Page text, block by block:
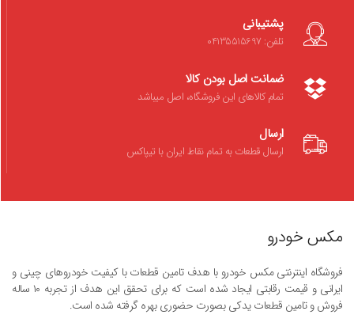
پشتیبانی
تلفن: 04135515697
ضمانت اصل بودن کالا
تمام کالاهای این فروشگاه، اصل میباشد
ارسال
ارسال قطعات به تمام نقاط ایران با تیپاکس
مکس خودرو
فروشگاه اینترنتی مکس خودرو با هدف تامین قطعات با کیفیت خودروهای چینی و
ایرانی و قیمت رقابتی ایجاد شده است که برای تحقق این هدف از تجربه ۱۰ ساله
فروش و تامین قطعات یدکی بصورت حضوری بهره گرفته شده است.